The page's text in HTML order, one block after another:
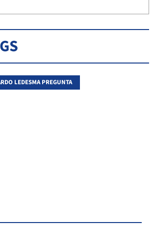
LEDESMA PREGUNTA